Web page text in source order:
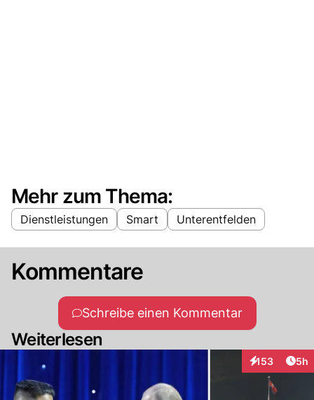
Mehr zum Thema:
Dienstleistungen Smart Unterentfelden
Kommentare
Schreibe einen Kommentar
Weiterlesen
153
Interaktionen
5h